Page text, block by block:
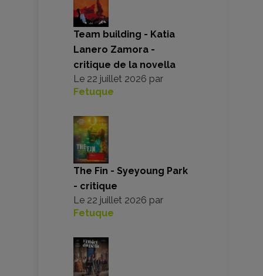
Team building - Katia
Lanero Zamora -
critique de la novella
Le 22 juillet 2026 par
Fetuque
The Fin - Syeyoung Park
- critique
Le 22 juillet 2026 par
Fetuque